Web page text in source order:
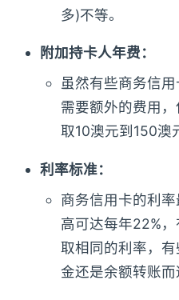
多)不等。
附加持卡人年费：
虽然有些商务信
需要额外的费用
取10澳元到150澳
利率标准：
商务信用卡的利
高可达每年22%
取相同的利率，
金还是余额转账而